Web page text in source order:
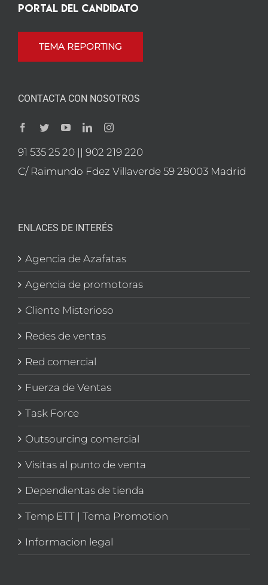
Portal del candidato
TEMA REPORTING
CONTACTA CON NOSOTROS
91 535 25 20 || 902 219 220
C/ Raimundo Fdez Villaverde 59 28003 Madrid
ENLACES DE INTERÉS
Agencia de Azafatas
Agencia de promotoras
Cliente Misterioso
Redes de ventas
Red comercial
Fuerza de Ventas
Task Force
Outsourcing comercial
Visitas al punto de venta
Dependientas de tienda
Temp ETT | Tema Promotion
Informacion legal